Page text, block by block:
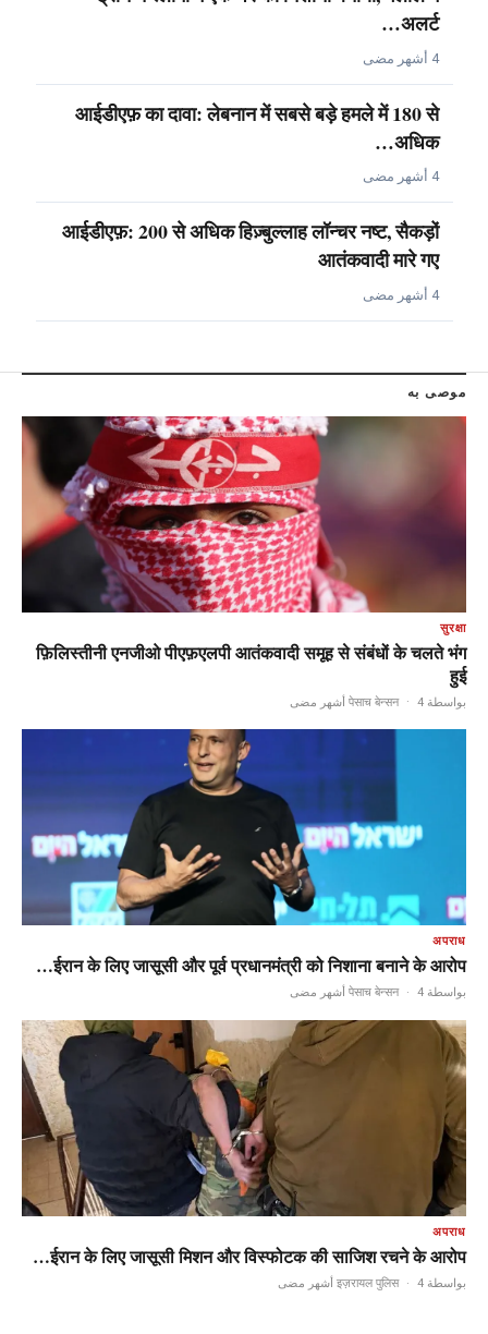
अलर्ट…
4 أشهر مضى
आईडीएफ़ का दावा: लेबनान में सबसे बड़े हमले में 180 से
अधिक…
4 أشهر مضى
आईडीएफ़: 200 से अधिक हिज़्बुल्लाह लॉन्चर नष्ट, सैकड़ों
आतंकवादी मारे गए
4 أشهر مضى
موصى به
सुरक्षा
फ़िलिस्तीनी एनजीओ पीएफ़एलपी आतंकवादी समूह से संबंधों के चलते भंग
हुई
بواسطة पेसाच बेन्सन · 4 أشهر مضى
अपराध
ईरान के लिए जासूसी और पूर्व प्रधानमंत्री को निशाना बनाने के आरोप…
بواسطة पेसाच बेन्सन · 4 أشهر مضى
अपराध
ईरान के लिए जासूसी मिशन और विस्फोटक की साजिश रचने के आरोप…
بواسطة इज़रायल पुलिस · 4 أشهر مضى